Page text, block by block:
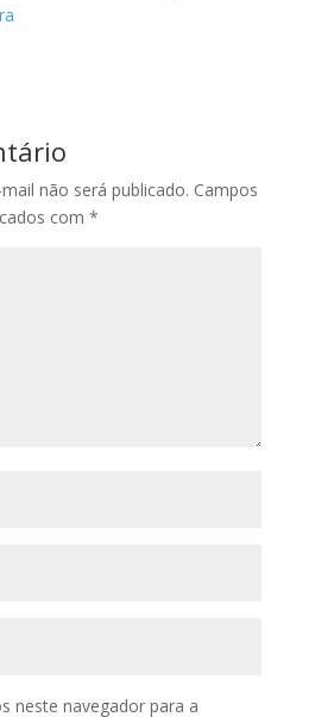
não será publicado. Campos
com *
neste navegador para a